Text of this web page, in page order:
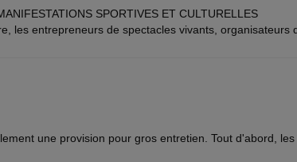
SPORTIVES ET CULTURELLES
les entrepreneurs de spectacles vivants, organisateurs
une provision pour gros entretien. Tout d'abord,